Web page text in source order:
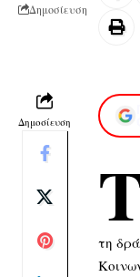
Δημοσίευση
Δημοσίευση
τη